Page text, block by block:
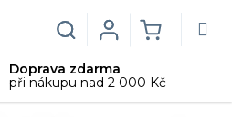
Doprava zdarma
při nákupu nad 2 000 Kč
Hledat
KOŠÍK
Login